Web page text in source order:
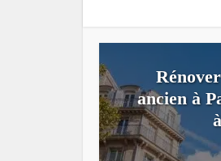
ancien à